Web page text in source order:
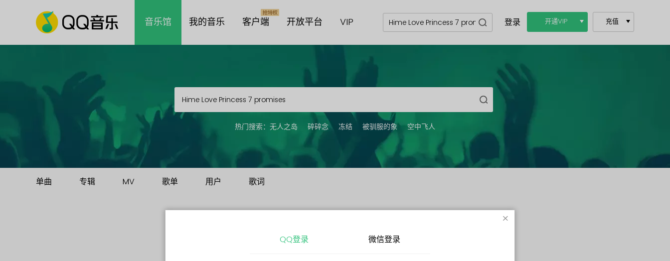
音乐馆 我的音乐 客户端 开放平台 VIP 登录 开通VIP 充值
热门搜索： 无人之岛 碎碎念 冻结 被驯服的象 空中飞人
单曲 专辑 MV 歌单 用户 歌词
查看更多内容，请下载客户端
QQ登录 微信登录